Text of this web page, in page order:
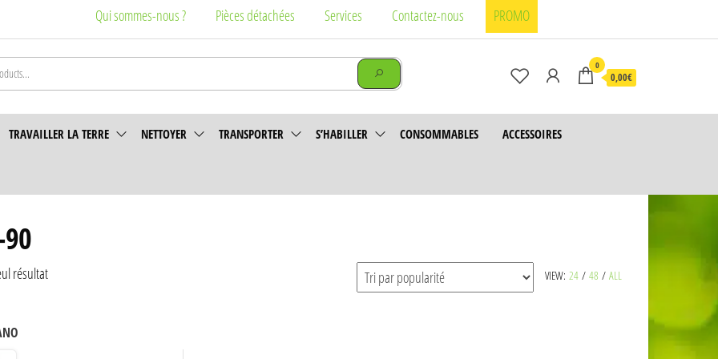
Qui sommes-nous ? Pièces détachées Services Contactez-nous PROMO
0
0,00€
TRAVAILLER LA TERRE NETTOYER TRANSPORTER S’HABILLER CONSOMMABLES ACCESSOIRES
VIEW: 24 / 48 / ALL
résultat